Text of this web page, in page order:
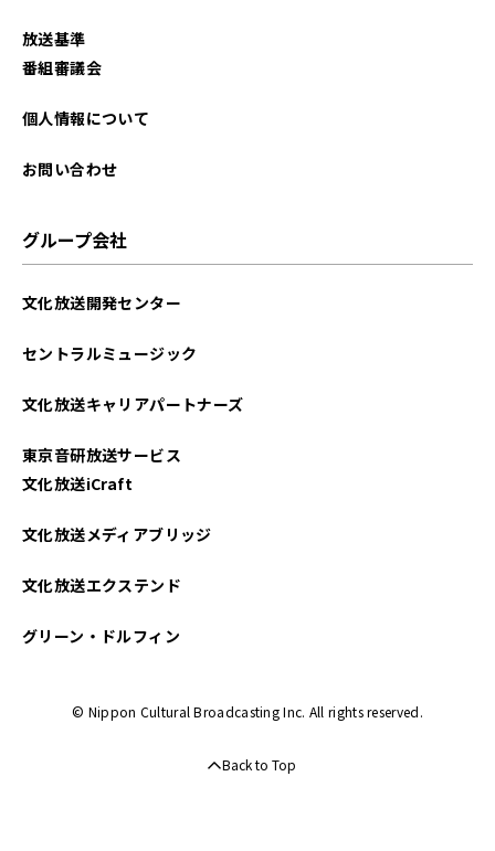
2021年04月
放送基準
番組審議会
個人情報について
お問い合わせ
グループ会社
文化放送開発センター
セントラルミュージック
文化放送キャリアパートナーズ
東京音研放送サービス
文化放送iCraft
文化放送メディアブリッジ
文化放送エクステンド
グリーン・ドルフィン
© Nippon Cultural Broadcasting Inc. All rights reserved.
Back to Top